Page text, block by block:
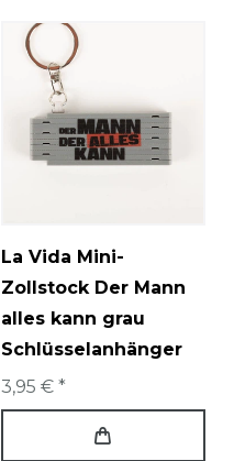
La Vida Mini-
Zollstock Der Mann
alles kann grau
Schlüsselanhänger
3,95 € *